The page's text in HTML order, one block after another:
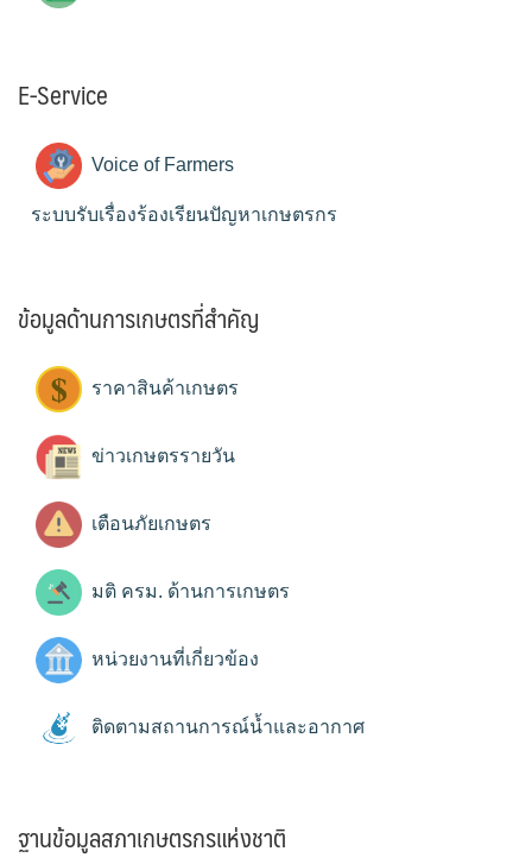
E-Service
Voice of Farmers
ระบบรับเรื่องร้องเรียนปัญหาเกษตรกร
ข้อมูลด้านการเกษตรที่สำคัญ
ราคาสินค้าเกษตร
ข่าวเกษตรรายวัน
เตือนภัยเกษตร
มติ ครม. ด้านการเกษตร
หน่วยงานที่เกี่ยวข้อง
ติดตามสถานการณ์น้ำและอากาศ
ฐานข้อมูลสภาเกษตรกรแห่งชาติ